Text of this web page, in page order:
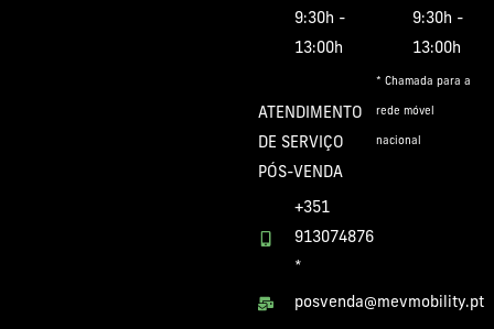
9:30h -
13:00h
ATENDIMENTO
DE SERVIÇO
PÓS-VENDA
+351
913074876
*
posvenda@mevmobility.pt
9:30h -
13:00h
* Chamada para a
rede móvel
nacional